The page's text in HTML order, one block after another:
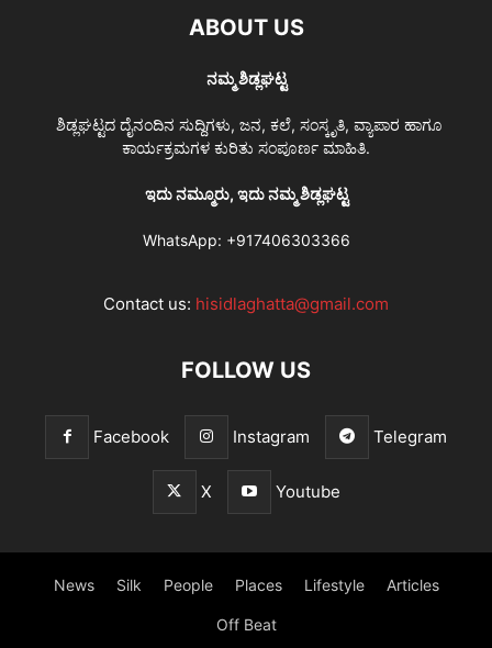
ABOUT US
ನಮ್ಮ ಶಿಡ್ಲಘಟ್ಟ
ಶಿಡ್ಲಘಟ್ಟದ ದೈನಂದಿನ ಸುದ್ದಿಗಳು, ಜನ, ಕಲೆ, ಸಂಸ್ಕೃತಿ, ವ್ಯಾಪಾರ ಹಾಗೂ
ಕಾರ್ಯಕ್ರಮಗಳ ಕುರಿತು ಸಂಪೂರ್ಣ ಮಾಹಿತಿ.
ಇದು ನಮ್ಮೂರು, ಇದು ನಮ್ಮ ಶಿಡ್ಲಘಟ್ಟ
WhatsApp: +917406303366
Contact us: hisidlaghatta@gmail.com
FOLLOW US
Facebook Instagram Telegram
X Youtube
News Silk People Places Lifestyle Articles
Off Beat